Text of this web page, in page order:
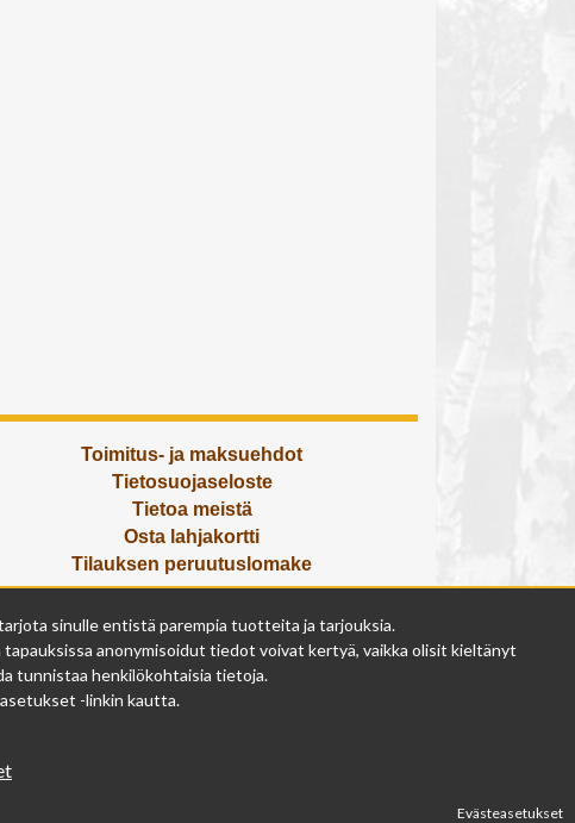
Toimitus- ja maksuehdot
Tietosuojaseloste
Tietoa meistä
Osta lahjakortti
Tilauksen peruutuslomake
Olemme avoinna
ma - pe 9 - 17
la 9 - 14
su suljettu
sinulle entistä parempia tuotteita ja tarjouksia.
anonymisoidut tiedot voivat kertyä, vaikka olisit kieltänyt
tunnistaa henkilökohtaisia tietoja.
-linkin kautta.
Evästeasetukset